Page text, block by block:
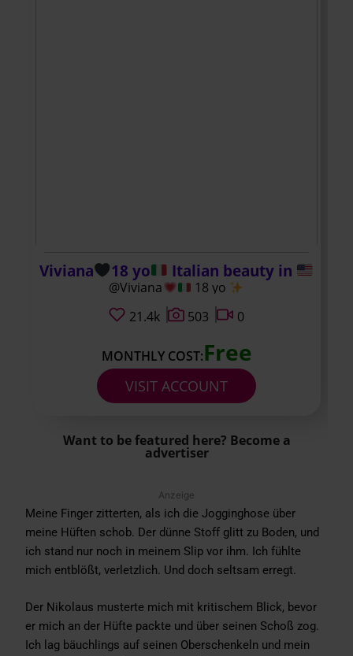
Viviana 18 yo Italian beauty in
@Viviana
18 yo
21.4k
503 0
VISIT ACCOUNT
MONTHLY COST:Free
Want to be featured here? Become a
advertiser
Anzeige
Meine Finger zitterten, als ich die Jogginghose über
meine Hüften schob. Der dünne Stoff glitt zu Boden, und
ich stand nur noch in meinem Slip vor ihm. Ich fühlte
mich entblößt, verletzlich. Und doch seltsam erregt.
Der Nikolaus musterte mich mit kritischem Blick, bevor
er mich an der Hüfte packte und über seinen Schoß zog.
Ich lag bäuchlings auf seinen Oberschenkeln und mein